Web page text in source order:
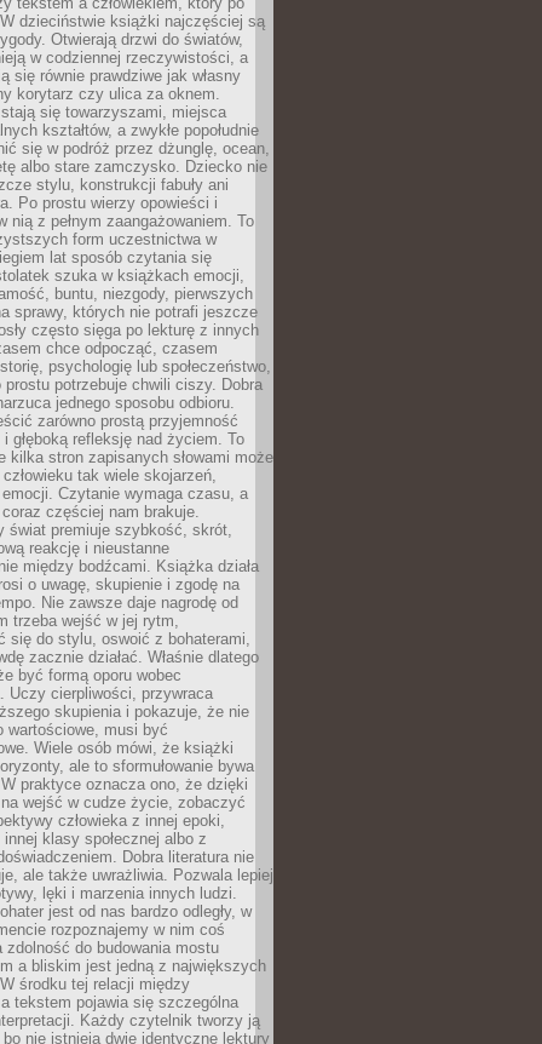
dzieciństwie książki najczęściej są
Otwierają drzwi do światów,
w codziennej rzeczywistości, a
się równie prawdziwe jak własny
korytarz czy ulica za oknem.
się towarzyszami, miejsca
kształtów, a zwykłe popołudnie
się w podróż przez dżunglę, ocean,
albo stare zamczysko. Dziecko nie
stylu, konstrukcji fabuły ani
Po prostu wierzy opowieści i
nią z pełnym zaangażowaniem. To
form uczestnictwa w
lat sposób czytania się
szuka w książkach emocji,
buntu, niezgody, pierwszych
sprawy, których nie potrafi jeszcze
często sięga po lekturę z innych
chce odpocząć, czasem
psychologię lub społeczeństwo,
prostu potrzebuje chwili ciszy. Dobra
jednego sposobu odbioru.
zarówno prostą przyjemność
głęboką refleksję nad życiem. To
kilka stron zapisanych słowami może
tak wiele skojarzeń,
Czytanie wymaga czasu, a
coraz częściej nam brakuje.
świat premiuje szybkość, skrót,
reakcję i nieustanne
między bodźcami. Książka działa
o uwagę, skupienie i zgodę na
Nie zawsze daje nagrodę od
trzeba wejść w jej rytm,
się do stylu, oswoić z bohaterami,
zacznie działać. Właśnie dlatego
być formą oporu wobec
Uczy cierpliwości, przywraca
skupienia i pokazuje, że nie
wartościowe, musi być
Wiele osób mówi, że książki
ale to sformułowanie bywa
praktyce oznacza ono, że dzięki
wejść w cudze życie, zobaczyć
człowieka z innej epoki,
klasy społecznej albo z
Dobra literatura nie
ale także uwrażliwia. Pozwala lepiej
lęki i marzenia innych ludzi.
jest od nas bardzo odległy, w
rozpoznajemy w nim coś
zdolność do budowania mostu
a bliskim jest jedną z największych
środku tej relacji między
a tekstem pojawia się szczególna
Każdy czytelnik tworzy ją
nie istnieją dwie identyczne lektury